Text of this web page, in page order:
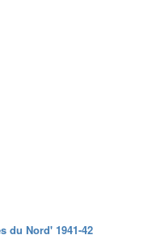
du Nord' 1941-42